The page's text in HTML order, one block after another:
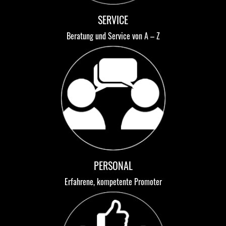
SERVICE
Beratung und Service von A – Z
PERSONAL
Erfahrene, kompetente Promoter